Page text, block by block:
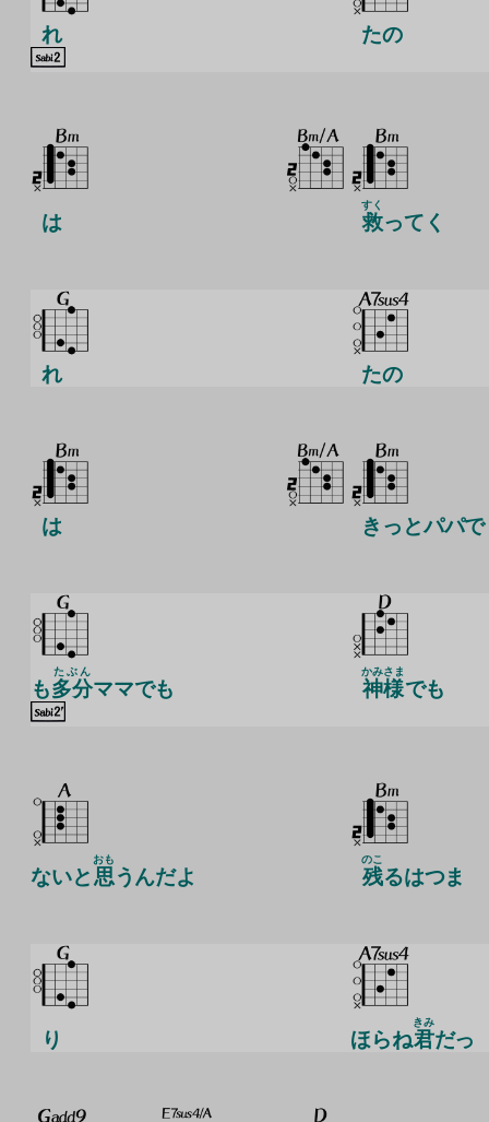
れ たの
は 救
すく
ってく
れ たの
は きっとパパで
も多分
たぶん
ママでも 神様
かみさま
でも
ないと 思
おも
うんだよ 残
のこ
るはつま
り ほらね君
きみ
だっ